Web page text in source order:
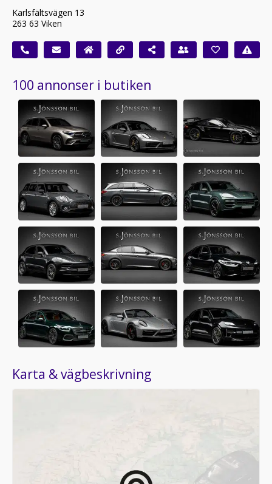
Karlsfältsvägen 13
263 63 Viken
100 annonser i butiken
Karta & vägbeskrivning